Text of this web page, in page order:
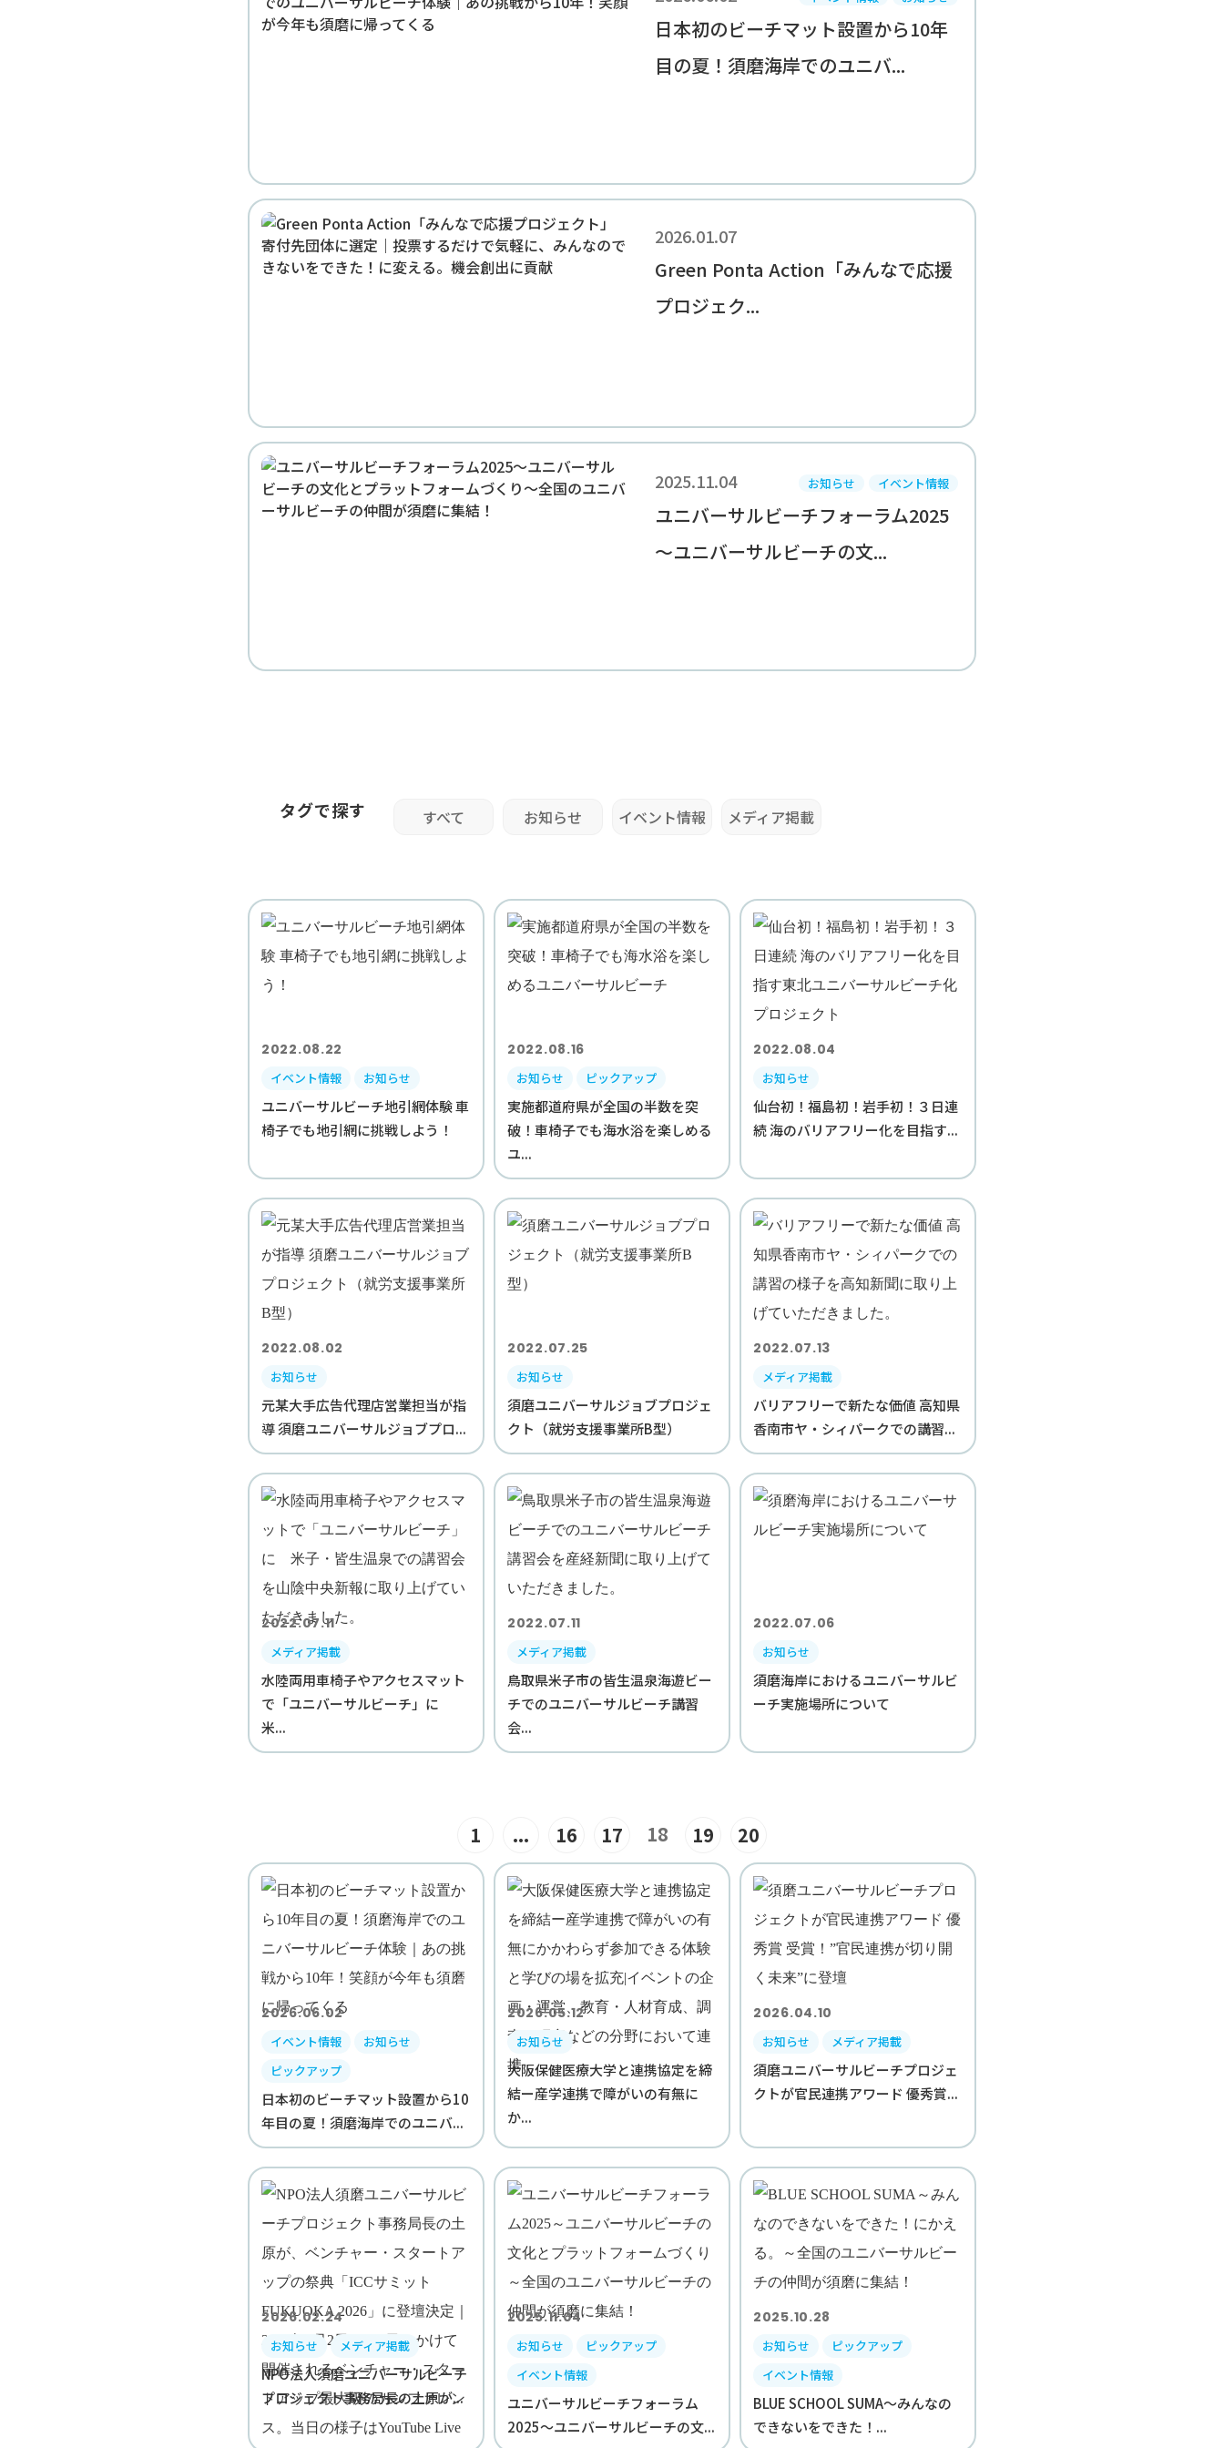
日本初のビーチマット設置から10年
目の夏！須磨海岸でのユニバ...
2026.01.07
Green Ponta Action「みんなで応援
プロジェク...
2025.11.04 お知らせ イベント情報
ユニバーサルビーチフォーラム2025
～ユニバーサルビーチの文...
タグで探す すべて お知らせ イベント情報 メディア掲載
2022.08.22
イベント情報 お知らせ
ユニバーサルビーチ地引網体験 車
椅子でも地引網に挑戦しよう！
2022.08.16
お知らせ ピックアップ
実施都道府県が全国の半数を突
破！車椅子でも海水浴を楽しめる
ユ...
2022.08.04
お知らせ
仙台初！福島初！岩手初！３日連
続 海のバリアフリー化を目指す...
2022.08.02
お知らせ
元某大手広告代理店営業担当が指
導 須磨ユニバーサルジョブプロ...
2022.07.25
お知らせ
須磨ユニバーサルジョブプロジェ
クト（就労支援事業所B型）
2022.07.13
メディア掲載
バリアフリーで新たな価値 高知県
香南市ヤ・シィパークでの講習...
2022.07.11
メディア掲載
水陸両用車椅子やアクセスマット
で「ユニバーサルビーチ」に
米...
2022.07.11
メディア掲載
鳥取県米子市の皆生温泉海遊ビー
チでのユニバーサルビーチ講習
会...
2022.07.06
お知らせ
須磨海岸におけるユニバーサルビ
ーチ実施場所について
1 ... 16 17 18 19 20
2026.06.02
イベント情報
お知らせ
ピックアップ
日本初のビーチマット設置から10
年目の夏！須磨海岸でのユニバ...
2026.05.12
お知らせ
大阪保健医療大学と連携協定を締
結ー産学連携で障がいの有無に
か...
2026.04.10
お知らせ メディア掲載
須磨ユニバーサルビーチプロジェ
クトが官民連携アワード 優秀賞...
2026.02.24
お知らせ メディア掲載
NPO法人須磨ユニバーサルビーチ
プロジェクト事務局長の土原が...
2025.11.04
お知らせ
ピックアップ
イベント情報
ユニバーサルビーチフォーラム
2025～ユニバーサルビーチの文...
2025.10.28
お知らせ
ピックアップ
イベント情報
BLUE SCHOOL SUMA～みんなの
できないをできた！...